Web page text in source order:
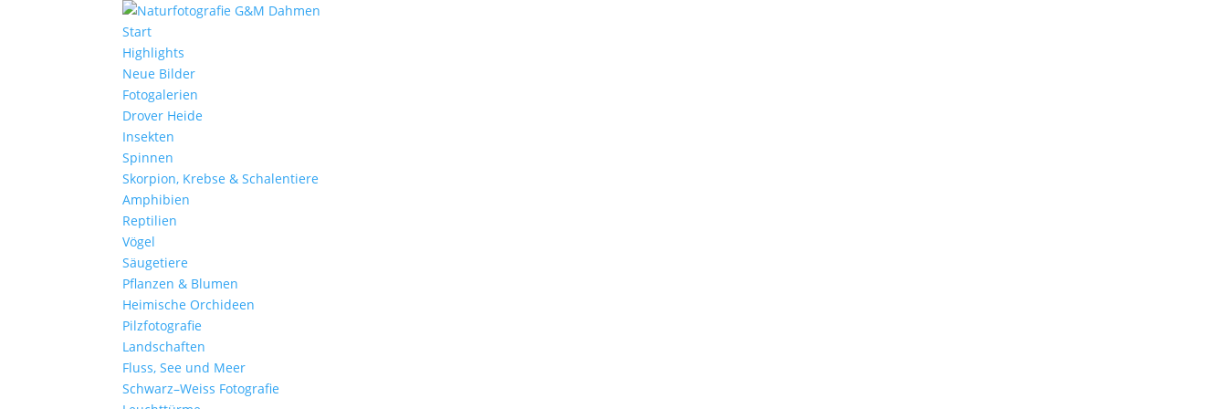
Start
Highlights
Neue Bilder
Fotogalerien
Drover Heide
Insekten
Spinnen
Skorpion, Krebse & Schalentiere
Amphibien
Reptilien
Vögel
Säugetiere
Pflanzen & Blumen
Heimische Orchideen
Pilzfotografie
Landschaften
Fluss, See und Meer
Schwarz–Weiss Fotografie